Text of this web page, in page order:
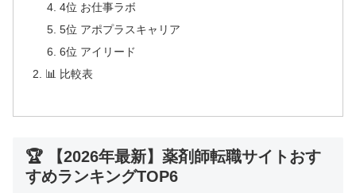
4位 お仕事ラボ
5位 アポプラスキャリア
6位 アイリード
📊 比較表
🏆 【2026年最新】薬剤師転職サイトおす
すめランキングTOP6